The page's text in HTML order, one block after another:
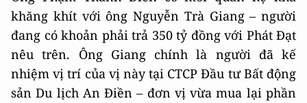
khăng khít với ông Nguyễn Trà Giang – người
đang có khoản phải trả 350 tỷ đồng với Phát Đạt
nêu trên. Ông Giang chính là người đã kế
nhiệm vị trí của vị này tại CTCP Đầu tư Bất động
sản Du lịch An Điền – đơn vị vừa mua lại phần